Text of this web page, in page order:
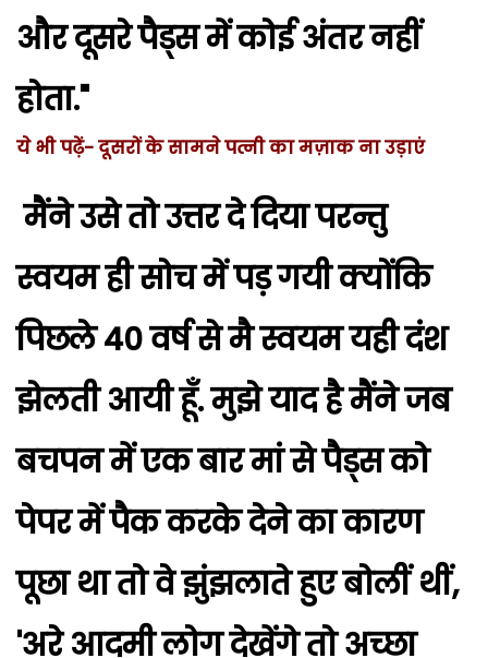
और दूसरे पैड्स में कोई अंतर नहीं
होता."
ये भी पढ़ें- दूसरों के सामने पत्नी का मज़ाक ना उड़ाएं
मैंने उसे तो उत्तर दे दिया परन्तु
स्वयम ही सोच में पड़ गयी क्योंकि
पिछले 40 वर्ष से मै स्वयम यही दंश
झेलती आयी हूँ. मुझे याद है मैंने जब
बचपन में एक बार मां से पैड्स को
पेपर में पैक करके देने का कारण
पूछा था तो वे झुंझलाते हुए बोलीं थीं,
'अरे आदमी लोग देखेंगे तो अच्छा